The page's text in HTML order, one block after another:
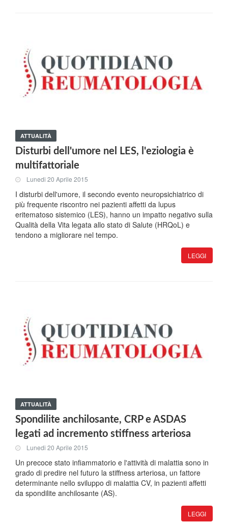
ATTUALITÀ
Disturbi dell'umore nel LES, l'eziologia è
multifattoriale
Lunedi 20 Aprile 2015
I disturbi dell'umore, il secondo evento neuropsichiatrico di
più frequente riscontro nei pazienti affetti da lupus
eritematoso sistemico (LES), hanno un impatto negativo sulla
Qualità della Vita legata allo stato di Salute (HRQoL) e
tendono a migliorare nel tempo.
LEGGI
ATTUALITÀ
Spondilite anchilosante, CRP e ASDAS
legati ad incremento stiffness arteriosa
Lunedi 20 Aprile 2015
Un precoce stato infiammatorio e l'attività di malattia sono in
grado di predire nel futuro la stiffness arteriosa, un fattore
determinante nello sviluppo di malattia CV, in pazienti affetti
da spondilite anchilosante (AS).
LEGGI